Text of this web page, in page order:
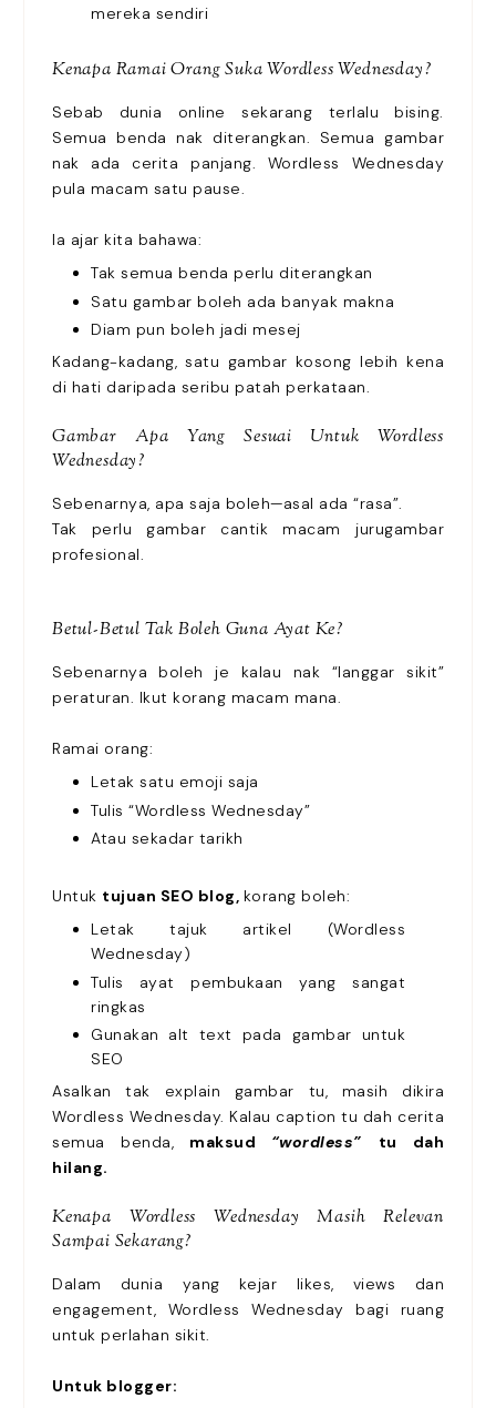
mereka sendiri
Kenapa Ramai Orang Suka Wordless Wednesday?
Sebab dunia online sekarang terlalu bising.
Semua benda nak diterangkan. Semua gambar
nak ada cerita panjang. Wordless Wednesday
pula macam satu pause.
Ia ajar kita bahawa:
Tak semua benda perlu diterangkan
Satu gambar boleh ada banyak makna
Diam pun boleh jadi mesej
Kadang-kadang, satu gambar kosong lebih kena
di hati daripada seribu patah perkataan.
Gambar Apa Yang Sesuai Untuk Wordless
Wednesday?
Sebenarnya, apa saja boleh—asal ada “rasa”.
Tak perlu gambar cantik macam jurugambar
profesional.
Betul-Betul Tak Boleh Guna Ayat Ke?
Sebenarnya boleh je kalau nak “langgar sikit”
peraturan. Ikut korang macam mana.
Ramai orang:
Letak satu emoji saja
Tulis “Wordless Wednesday”
Atau sekadar tarikh
Untuk tujuan SEO blog, korang boleh:
Letak tajuk artikel (Wordless
Wednesday)
Tulis ayat pembukaan yang sangat
ringkas
Gunakan alt text pada gambar untuk
SEO
Asalkan tak explain gambar tu, masih dikira
Wordless Wednesday. Kalau caption tu dah cerita
semua benda, maksud “wordless” tu dah
hilang.
Kenapa Wordless Wednesday Masih Relevan
Sampai Sekarang?
Dalam dunia yang kejar likes, views dan
engagement, Wordless Wednesday bagi ruang
untuk perlahan sikit.
Untuk blogger: